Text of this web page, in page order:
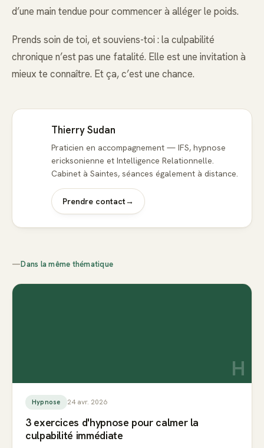
d’une main tendue pour commencer à alléger le poids.
Prends soin de toi, et souviens-toi : la culpabilité
chronique n’est pas une fatalité. Elle est une invitation à
mieux te connaître. Et ça, c’est une chance.
Thierry Sudan
Praticien en accompagnement — IFS, hypnose
ericksonienne et Intelligence Relationnelle.
Cabinet à Saintes, séances également à distance.
Prendre contact→
—Dans la même thématique
H
Hypnose 24 avr. 2026
3 exercices d'hypnose pour calmer la
culpabilité immédiate